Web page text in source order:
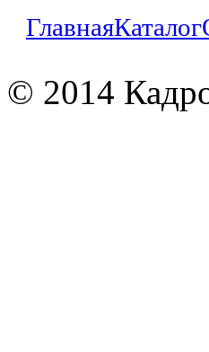
ГлавнаяКаталог
© 2014